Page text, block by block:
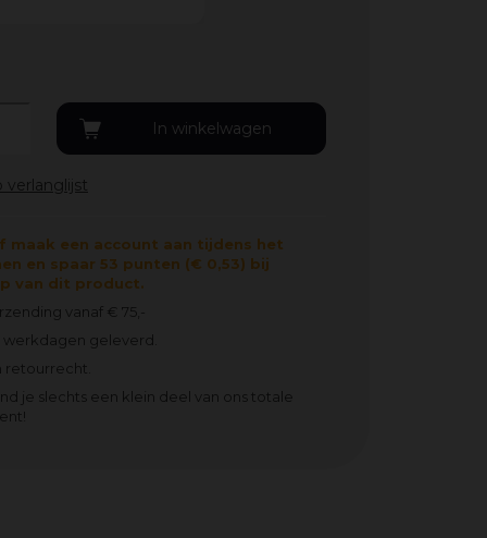
maak een account aan tijdens het
en spaar 53 punten (€ 0,53) bij
van dit product.
vanaf € 75,-
werkdagen geleverd.
retourrecht.
je slechts een klein deel van ons totale